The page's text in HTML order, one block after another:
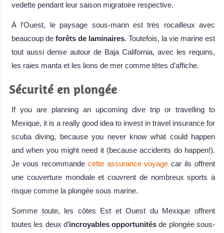
vedette pendant leur saison migratoire respective.
À l’Ouest, le paysage sous-marin est très rocailleux avec
beaucoup de forêts de laminaires. Toutefois, la vie marine est
tout aussi dense autour de Baja California, avec les requins,
les raies manta et les lions de mer comme têtes d’affiche.
Sécurité en plongée
If you are planning an upcoming dive trip or travelling to
Mexique, it is a really good idea to invest in travel insurance for
scuba diving, because you never know what could happen
and when you might need it (because accidents do happen!).
Je vous recommande cette assurance voyage car ils offrent
une couverture mondiale et couvrent de nombreux sports à
risque comme la plongée sous marine.
Somme toute, les côtes Est et Ouest du Mexique offrent
toutes les deux d’incroyables opportunités de plongée sous-